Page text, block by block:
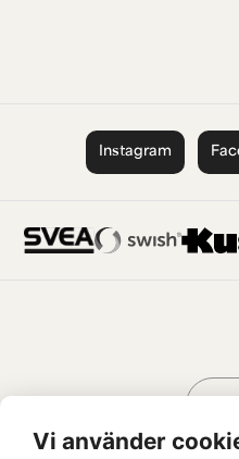
Instagram
AV KREATÖRER
Vi använder